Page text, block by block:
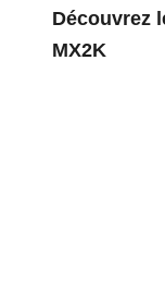
Découvrez
MX2K